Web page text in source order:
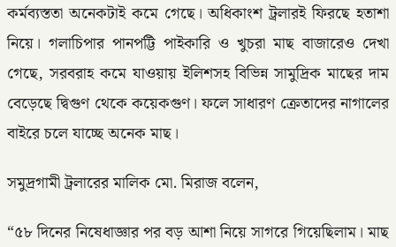
কর্মব্যস্ততা অনেকটাই কমে গেছে। অধিকাংশ ট্রলারই ফিরছে হতাশা
নিয়ে। গলাচিপার পানপট্টি পাইকারি ও খুচরা মাছ বাজারেও দেখা
গেছে, সরবরাহ কমে যাওয়ায় ইলিশসহ বিভিন্ন সামুদ্রিক মাছের দাম
বেড়েছে দ্বিগুণ থেকে কয়েকগুণ। ফলে সাধারণ ক্রেতাদের নাগালের
বাইরে চলে যাচ্ছে অনেক মাছ।
সমুদ্রগামী ট্রলারের মালিক মো. মিরাজ বলেন,
“৫৮ দিনের নিষেধাজ্ঞার পর বড় আশা নিয়ে সাগরে গিয়েছিলাম। মাছ